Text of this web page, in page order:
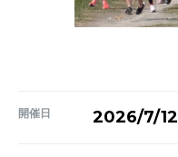
開催日 2026/7/12